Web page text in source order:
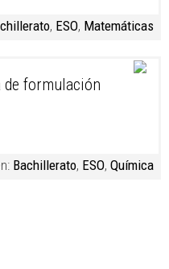
, ESO, Matemáticas
de formulación
Bachillerato, ESO, Química